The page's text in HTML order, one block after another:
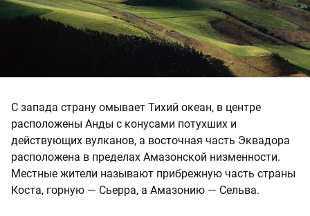
С запада страну омывает Тихий океан, в центре
расположены Анды с конусами потухших и
действующих вулканов, а восточная часть Эквадора
расположена в пределах Амазонской низменности.
Местные жители называют прибрежную часть страны
Коста, горную — Сьерра, а Амазонию — Сельва.